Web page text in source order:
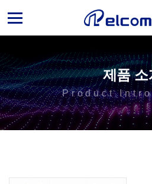
엘
컴
텍
Product
제품 소